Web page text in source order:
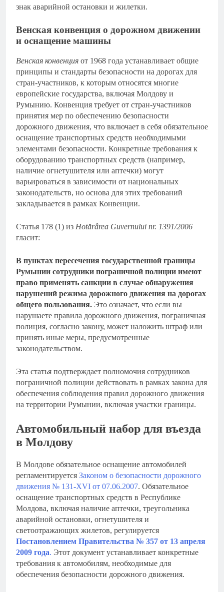
знак аварийной остановки и жилетки.
Венская конвенция о дорожном движении
и оснащение машины
Венская конвенция от 1968 года устанавливает общие
принципы и стандарты безопасности на дорогах для
стран-участников, к которым относятся многие
европейские государства, включая Молдову и
Румынию. Конвенция требует от стран-участников
принятия мер по обеспечению безопасности
дорожного движения, что включает в себя обязательное
оснащение транспортных средств необходимыми
элементами безопасности. Конкретные требования к
оборудованию транспортных средств (например,
наличие огнетушителя или аптечки) могут
варьироваться в зависимости от национальных
законодательств, но основа для этих требований
закладывается в рамках Конвенции.
Статья 178 (1) из Hotărârea Guvernului nr. 1391/2006
гласит:
В пунктах пересечения государственной границы
Румынии сотрудники пограничной полиции имеют
право применять санкции в случае обнаружения
нарушений режима дорожного движения на дорогах
общего пользования. Это означает, что если вы
нарушаете правила дорожного движения, пограничная
полиция, согласно закону, может наложить штраф или
принять иные меры, предусмотренные
законодательством.
Эта статья подтверждает полномочия сотрудников
пограничной полиции действовать в рамках закона для
обеспечения соблюдения правил дорожного движения
на территории Румынии, включая участки границы.
Автомобильный набор для въезда
в Молдову
В Молдове обязательное оснащение автомобилей
регламентируется Законом о безопасности дорожного
движения № 131-XVI от 07.06.2007. Обязательное
оснащение транспортных средств в Республике
Молдова, включая наличие аптечки, треугольника
аварийной остановки, огнетушителя и
светоотражающих жилетов, регулируется
Постановлением Правительства № 357 от 13 апреля
2009 года. Этот документ устанавливает конкретные
требования к автомобилям, необходимые для
обеспечения безопасности дорожного движения.